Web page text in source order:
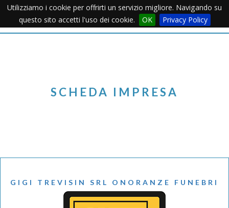
Utilizziamo i cookie per offrirti un servizio migliore. Navigando su
questo sito accetti l'uso dei cookie.
OK Privacy PolicyMenu
SCHEDA IMPRESA
GIGI TREVISIN SRL ONORANZE FUNEBRI